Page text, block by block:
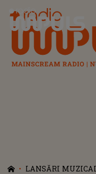
Radio Impuls
LANSĂRI